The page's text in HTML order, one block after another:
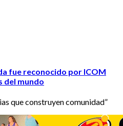
fue reconocido por ICOM
del mundo
que construyen comunidad”